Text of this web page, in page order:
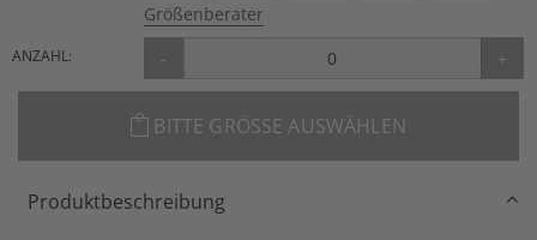
Größenberater
ANZAHL: - +
BITTE GRÖSSE AUSWÄHLEN
Produktbeschreibung